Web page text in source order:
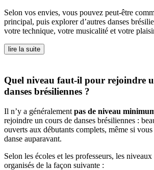
Selon vos envies, vous pouvez peut-être
principal, puis explorer d’autres danses
votre technique, votre musicalité et votre
lire la suite
Quel niveau faut-il pour rejoindre
danses brésiliennes ?
Il n’y a généralement pas de niveau
rejoindre un cours de danses brésiliennes :
ouverts aux débutants complets, même si
danse auparavant.
Selon les écoles et les professeurs, les
organisés de la façon suivante :